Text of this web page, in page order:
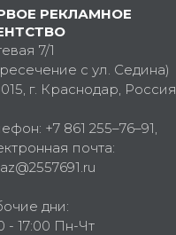
РЕКЛАМНОЕ
7/1
с ул. Седина)
, г. Краснодар, Россия
+7 861 255–76–91,
почта:
дни:
- 17:00 Пн-Чт